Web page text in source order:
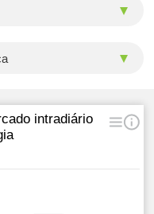
intradiário